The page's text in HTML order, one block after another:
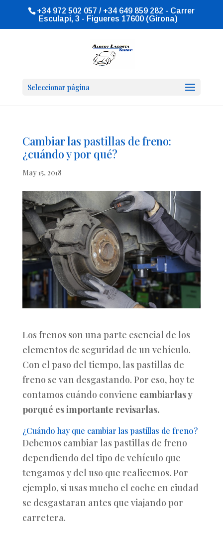
+34 972 502 057 / +34 649 859 282 - Carrer
Esculapi, 3 - Figueres 17600 (Girona)
Seleccionar página
Cambiar las pastillas de freno:
¿cuándo y por qué?
May 15, 2018
Los frenos son una parte esencial de los
elementos de seguridad de un vehículo.
Con el paso del tiempo, las pastillas de
freno se van desgastando. Por eso, hoy te
contamos cuándo conviene cambiarlas y
porqué es importante revisarlas.
¿Cuándo hay que cambiar las pastillas de freno?
Debemos cambiar las pastillas de freno
dependiendo del tipo de vehículo que
tengamos y del uso que realicemos. Por
ejemplo, si usas mucho el coche en ciudad
se desgastaran antes que viajando por
carretera.